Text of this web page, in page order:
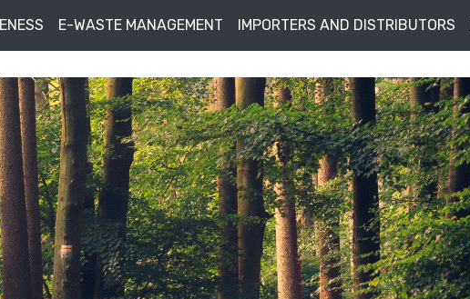
E-WASTE MANAGEMENT IMPORTERS AND DISTRIBUTORS